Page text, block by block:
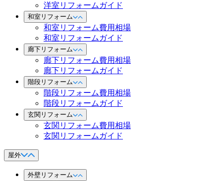
洋室リフォームガイド
和室リフォーム
和室リフォーム費用相場
和室リフォームガイド
廊下リフォーム
廊下リフォーム費用相場
廊下リフォームガイド
階段リフォーム
階段リフォーム費用相場
階段リフォームガイド
玄関リフォーム
玄関リフォーム費用相場
玄関リフォームガイド
屋外
外壁リフォーム